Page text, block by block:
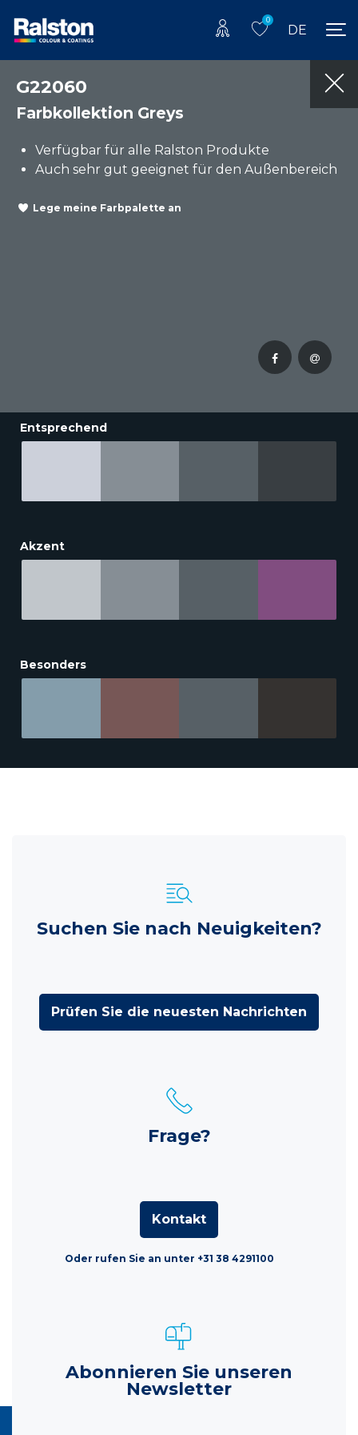
0
DE
G22060
Farbkollektion Greys
Verfügbar für alle Ralston Produkte
Auch sehr gut geeignet für den Außenbereich
Lege meine Farbpalette an
Entsprechend
Akzent
Besonders
Suchen Sie nach Neuigkeiten?
Prüfen Sie die neuesten Nachrichten
Frage?
Kontakt
Oder rufen Sie an unter +31 38 4291100
Abonnieren Sie unseren
Newsletter